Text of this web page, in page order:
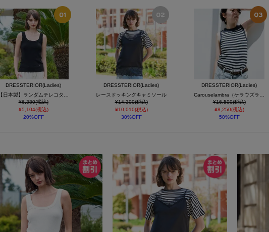
DRESSTERIOR(Ladies)
¥6,380(税込)
¥5,104(税込)
20%OFF
DRESSTERIOR(Ladies)
レースドッキングキャミソール
¥14,300(税込)
¥10,010(税込)
30%OFF
DRESSTERIOR(Ladies)
¥16,500(税込)
¥8,250(税込)
50%OFF